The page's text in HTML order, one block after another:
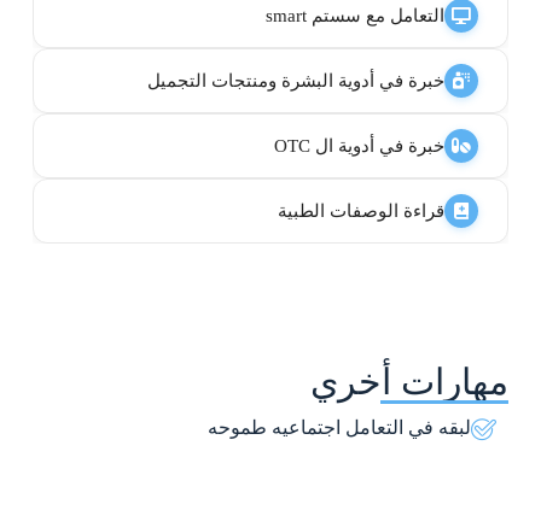
التعامل مع سستم smart
خبرة في أدوية البشرة ومنتجات التجميل
خبرة في أدوية ال OTC
قراءة الوصفات الطبية
مهارات أخري
لبقه في التعامل اجتماعيه طموحه